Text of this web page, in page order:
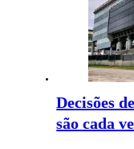
Decisões
são cada